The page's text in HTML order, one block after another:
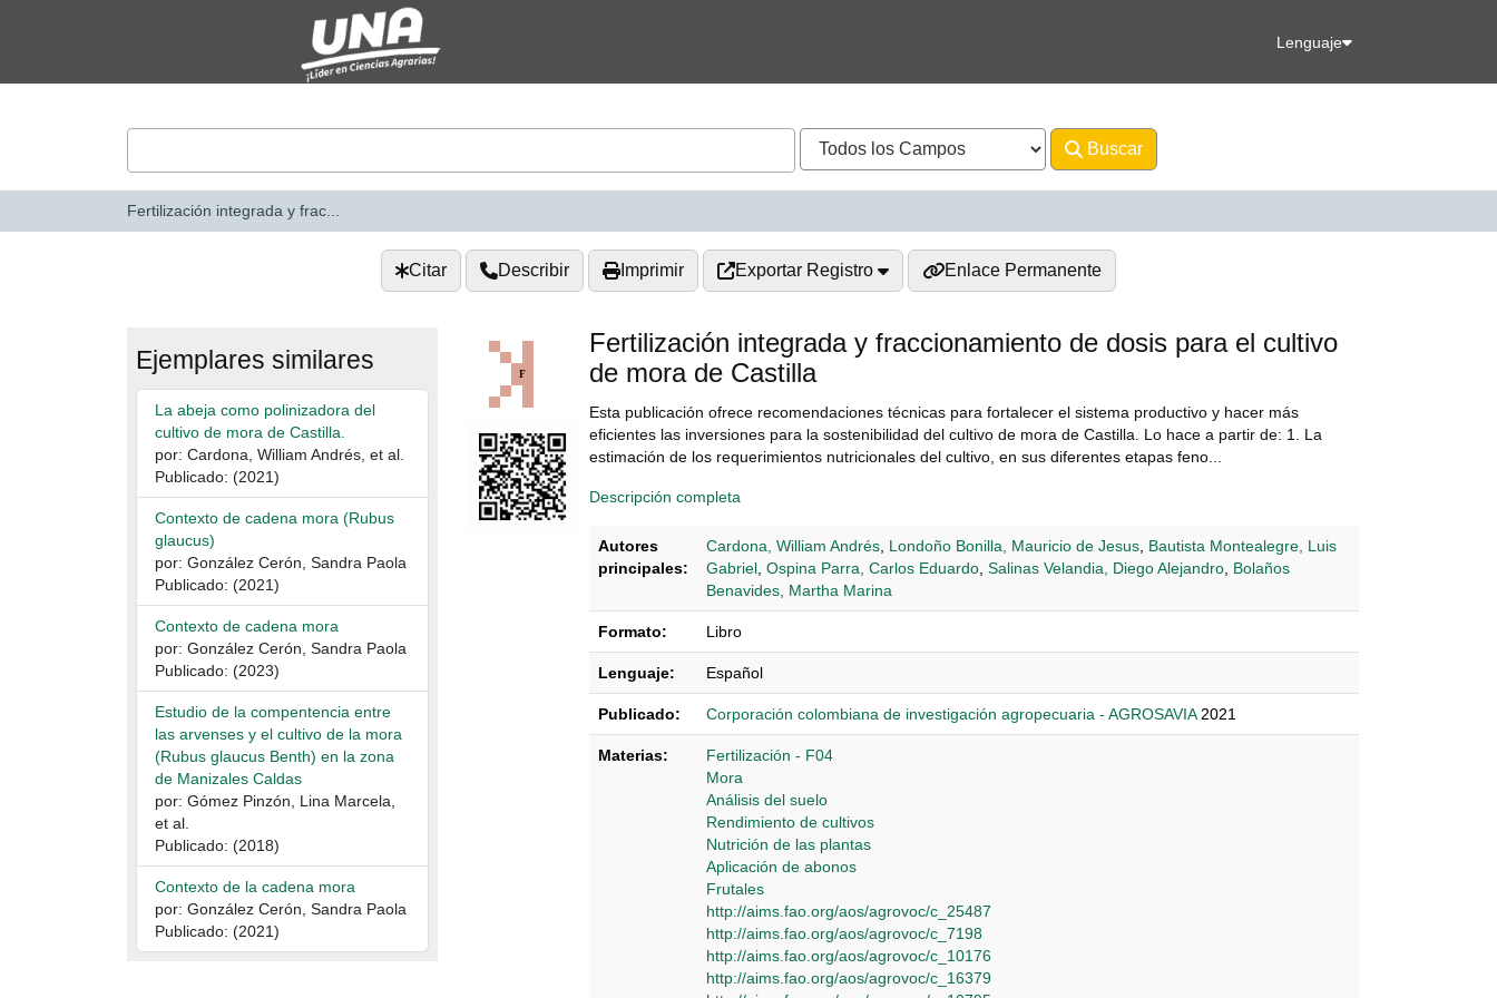
Lenguaje
Buscar
Fertilización integrada y frac...
Citar Describir Imprimir Exportar Registro Enlace Permanente
Fertilización integrada y fraccionamiento de dosis para el cultivo
de mora de Castilla
Esta publicación ofrece recomendaciones técnicas para fortalecer el sistema productivo y hacer más
eficientes las inversiones para la sostenibilidad del cultivo de mora de Castilla. Lo hace a partir de: 1. La
estimación de los requerimientos nutricionales del cultivo, en sus diferentes etapas feno...
Descripción completa
Autores
principales:
Cardona, William Andrés, Londoño Bonilla, Mauricio de Jesus, Bautista Montealegre, Luis
Gabriel, Ospina Parra, Carlos Eduardo, Salinas Velandia, Diego Alejandro, Bolaños
Benavides, Martha Marina
Formato: Libro
Lenguaje: Español
Publicado: Corporación colombiana de investigación agropecuaria - AGROSAVIA 2021
Materias:
Fertilización - F04
Mora
Análisis del suelo
Rendimiento de cultivos
Nutrición de las plantas
Aplicación de abonos
Frutales
http://aims.fao.org/aos/agrovoc/c_25487
http://aims.fao.org/aos/agrovoc/c_7198
http://aims.fao.org/aos/agrovoc/c_10176
http://aims.fao.org/aos/agrovoc/c_16379
Ejemplares similares
La abeja como polinizadora del
cultivo de mora de Castilla.
por: Cardona, William Andrés, et al.
Publicado: (2021)
Contexto de cadena mora (Rubus
glaucus)
por: González Cerón, Sandra Paola
Publicado: (2021)
Contexto de cadena mora
por: González Cerón, Sandra Paola
Publicado: (2023)
Estudio de la compentencia entre
las arvenses y el cultivo de la mora
(Rubus glaucus Benth) en la zona
de Manizales Caldas
por: Gómez Pinzón, Lina Marcela,
et al.
Publicado: (2018)
Contexto de la cadena mora
por: González Cerón, Sandra Paola
Publicado: (2021)